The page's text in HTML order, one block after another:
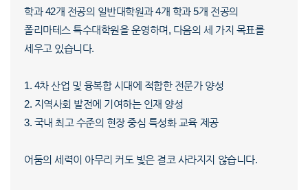
학과 42개 전공의 일반대학원과 4개 학과 5개 전공의
폴리마테스 특수대학원을 운영하며, 다음의 세 가지 목표를
세우고 있습니다.
1. 4차 산업 및 융복합 시대에 적합한 전문가 양성
2. 지역사회 발전에 기여하는 인재 양성
3. 국내 최고 수준의 현장 중심 특성화 교육 제공
어둠의 세력이 아무리 커도 빛은 결코 사라지지 않습니다.